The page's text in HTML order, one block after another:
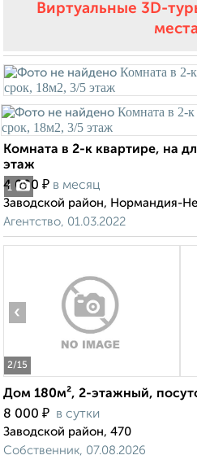
Виртуальные 3D-
1
Комната в 2-к квартире, на
этаж
4 000 ₽ в месяц
Заводской район, Нормандия-
Агентство, 01.03.2022
2/15
‹
Дом 180м², 2-этажный,
8 000 ₽ в сутки
Заводской район, 470
Собственник, 07.08.2026